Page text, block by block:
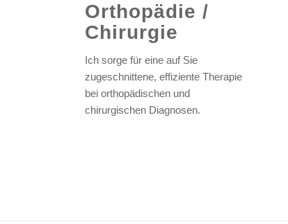
Orthopädie /
Chirurgie
Ich sorge für eine auf Sie
zugeschnittene, effiziente Therapie
bei orthopädischen und
chirurgischen Diagnosen.